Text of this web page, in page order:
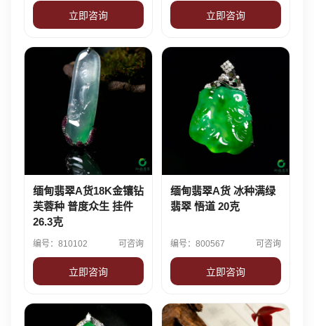
立即咨询 立即咨询
缅甸翡翠A货18K金镶钻
芙蓉种 普度众生 挂件
26.3克
编号：810102 可咨询
立即咨询
缅甸翡翠A货 冰种满绿
翡翠 悟道 20克
编号：800567 可咨询
立即咨询